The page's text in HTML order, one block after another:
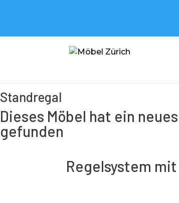
Standregal
Dieses Möbel hat ein
gefunden
Regelsystem